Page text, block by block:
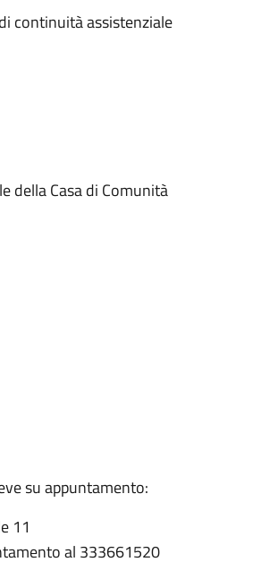
continuità assistenziale
della Casa di Comunità
su appuntamento:
11
al 333661520